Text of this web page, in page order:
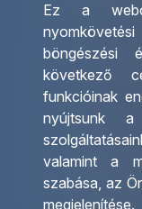
Ez a
böngészési
következő
funkcióinak
nyújtsunk a
valamint a
szabása, az
megjelenítése.
Csoportos utazások
szervezése
Egyéni utak
Hajóutak
Üzleti utaztatás
Nemzetközi tanár és
diákigazolványok
Letölthető
Ajándékutalvány